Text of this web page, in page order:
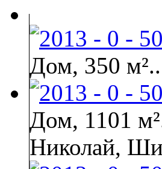
Дом, 350
Дом, 1101
Николай,